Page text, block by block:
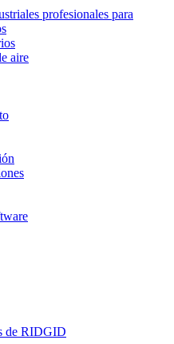
profesionales para
aire
de RIDGID